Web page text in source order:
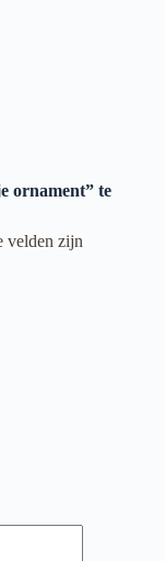
ornament” te
velden zijn